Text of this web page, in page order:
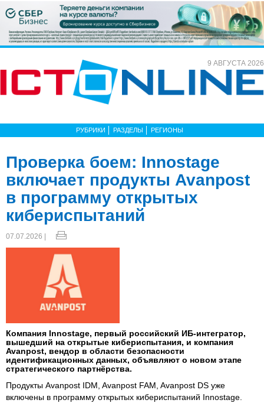
9 АВГУСТА 2026
РУБРИКИ РАЗДЕЛЫ РЕГИОНЫ
Проверка боем: Innostage
включает продукты Avanpost
в программу открытых
кибериспытаний
07.07.2026 |
Компания Innostage, первый российский ИБ-интегратор,
вышедший на открытые кибериспытания, и компания
Avanpost, вендор в области безопасности
идентификационных данных, объявляют о новом этапе
стратегического партнёрства.
Продукты Avanpost IDM, Avanpost FAM, Avanpost DS уже
включены в программу открытых кибериспытаний Innostage.